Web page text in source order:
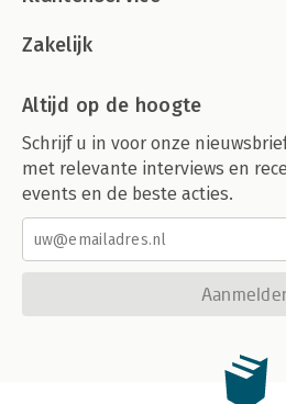
Zakelijk
Altijd op de hoogte
Schrijf u in voor onze
met relevante interviews en
events en de beste acties.